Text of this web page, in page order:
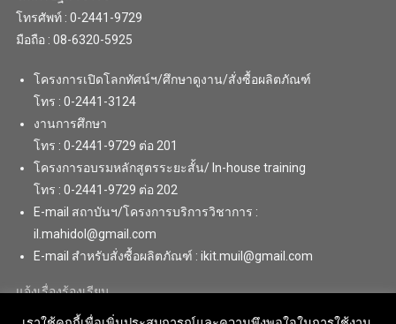
โทรศัพท์ : 0-2441-9729
มือถือ : 08-6320-5925
โครงการเปิดโลกทัศน์ฯ/ศึกษาดูงาน/สั่งซื้อผลิตภัณฑ์
โทร : 0-2441-3124
งานการศึกษา
โทร : 0-2441-9729 ต่อ 201
โครงการอบรมหลักสูตรระยะสั้น/ In-house training
โทร : 0-2441-9729 ต่อ 202
E-mail สถาบันฯ/โครงการบริการวิชาการ :
il.mahidol@gmail.com
E-mail สำหรับสั่งซื้อผลิตภัณฑ์ : ikit.muil@gmail.com
แจ้งเรื่องร้องเรียน